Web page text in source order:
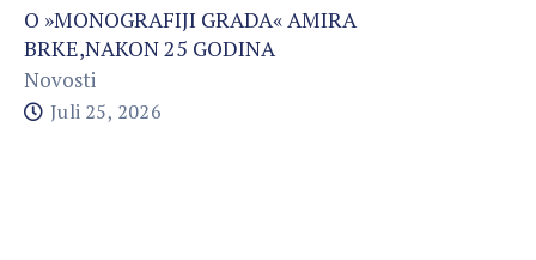
O »MONOGRAFIJI GRADA« AMIRA
BRKE,NAKON 25 GODINA
Novosti
Juli 25, 2026